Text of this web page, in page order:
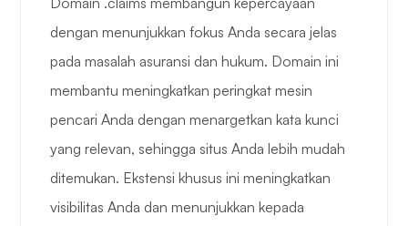
dengan menunjukkan fokus Anda secara jelas
pada masalah asuransi dan hukum. Domain ini
membantu meningkatkan peringkat mesin
pencari Anda dengan menargetkan kata kunci
yang relevan, sehingga situs Anda lebih mudah
ditemukan. Ekstensi khusus ini meningkatkan
visibilitas Anda dan menunjukkan kepada